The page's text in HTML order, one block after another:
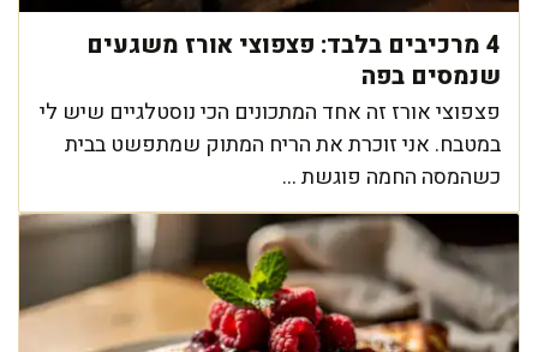
4 מרכיבים בלבד: פצפוצי אורז משגעים
שנמסים בפה
פצפוצי אורז זה אחד המתכונים הכי נוסטלגיים שיש לי
במטבח. אני זוכרת את הריח המתוק שמתפשט בבית
כשהמסה החמה פוגשת ...